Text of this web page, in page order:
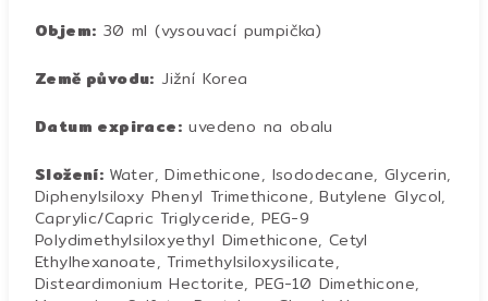
Objem: 30 ml (vysouvací pumpička)
Země původu: Jižní Korea
Datum expirace: uvedeno na obalu
Složení: Water, Dimethicone, Isododecane, Glycerin,
Diphenylsiloxy Phenyl Trimethicone, Butylene Glycol,
Caprylic/Capric Triglyceride, PEG-9
Polydimethylsiloxyethyl Dimethicone, Cetyl
Ethylhexanoate, Trimethylsiloxysilicate,
Disteardimonium Hectorite, PEG-10 Dimethicone,